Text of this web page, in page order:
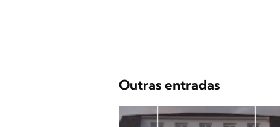
Outras entradas